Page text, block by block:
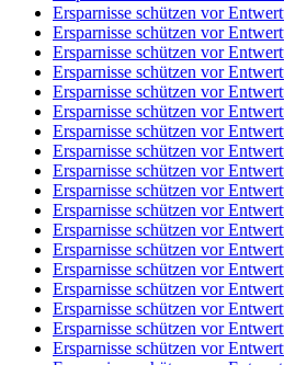
Ersparnisse schützen vor
Ersparnisse schützen vor
Ersparnisse schützen vor
Ersparnisse schützen vor
Ersparnisse schützen vor
Ersparnisse schützen vor
Ersparnisse schützen vor
Ersparnisse schützen vor
Ersparnisse schützen vor
Ersparnisse schützen vor
Ersparnisse schützen vor
Ersparnisse schützen vor
Ersparnisse schützen vor
Ersparnisse schützen vor
Ersparnisse schützen vor
Ersparnisse schützen vor
Ersparnisse schützen vor
Ersparnisse schützen vor